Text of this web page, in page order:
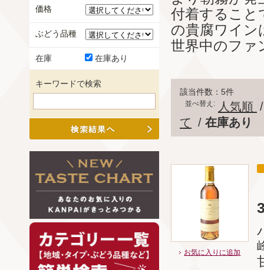
付着すること
の貴腐ワイン
世界中のファ
該当件数：5件
並べ替え: 人気順
て / 在庫あり
お気に入りに追加
価格
ぶどう品種
在庫 在庫あり
キーワードで検索